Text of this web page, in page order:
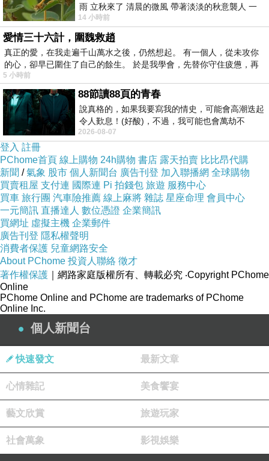
吳 振 輝 大12 中 台灣大學農學院教授 在新加坡
與同僚郭啟彰將「帝士魚」（Tilapia）引進台灣
後 高雄縣長以他們兩人的姓氏命名為「吳郭魚」
郭 頂 順 大13 中 昭5 大經 淡江文理學院董事長
東海大學董事 新民商工常務董事
王 守 勇 大15 神專 昭4 大神 淡江中學校長
黃 演 淮 昭2 中 昭5 高商 昭8 大法 省立台中家事
職業學校校長
李 克 承 昭3 中 淡江大學常務董事 忠信高職董事
長
蕭 仁 慈 昭4 中 昭 10 大英 長榮女子中學教務主
任
陳 夢 蘭 昭6 中 昭10 高商 淡水工商管理專科學
張 義 雄 昭6 中 國立藝專教授 畫家 作品多次獲得
陳 如 倫 昭8 中 省立屏東師範專科學校教授
雨 立秋來了 清晨的微風 帶著淡淡的秋意襲人 一
下子 又被赤
14 小時前
愛情三十六計，圍魏救趙
真正的愛，在我走遍千山萬水之後，仍然想起。 有一個人，從未攻你
的心，卻早已圍住了自己的餘生。 於是我學會，先替你守住疲憊，再
5 小時前
88節讀88頁的青春
說真格的，如果我要寫我的情史，可能會高潮迭起
令人歎息！(好酸)，不過，我可能也會萬劫不
復...，每天跪鍵盤還是被判了花心的罪
2026-08-07
登入 註冊
PChome首頁 線上購物 24h購物 書店 露天拍賣 比比昂代購
新聞 /氣象 股市 個人新聞台 廣告刊登 加入聯播網 全球購物
買賣租屋 支付連 國際連 Pi 拍錢包 旅遊 服務中心
買車 旅行團 汽車險推薦 線上麻將 雜誌 星座命理 會員中心
一元簡訊 直播達人 數位憑證 企業簡訊
買網址 虛擬主機 企業郵件
廣告刊登 隱私權聲明
消費者保護 兒童網路安全
About PChome 投資人聯絡 徵才
著作權保護 ｜網路家庭版權所有、轉載必究 ‧Copyright PChome
Online
PChome Online and PChome are trademarks of PChome
Online Inc.
個人新聞台
快速發文 最新文章
心情雜記 美食饗宴
藝文欣賞 旅遊玩家
社會萬象 影視娛樂